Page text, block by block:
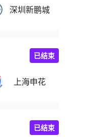
深圳新鹏城
上海申花
已结束
已结束